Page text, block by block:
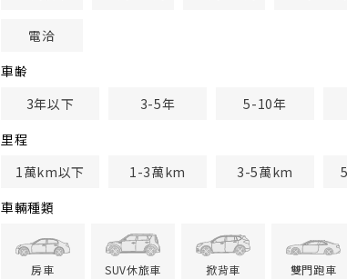
電洽
車齢
3年以下
3-5年 5-10年
里程
1萬km以下
1-3萬km 3-5萬km
車輛種類
房車 SUV休旅車 掀背車 雙門跑車